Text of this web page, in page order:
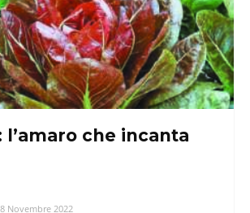
l’amaro che incanta
8 Novembre 2022